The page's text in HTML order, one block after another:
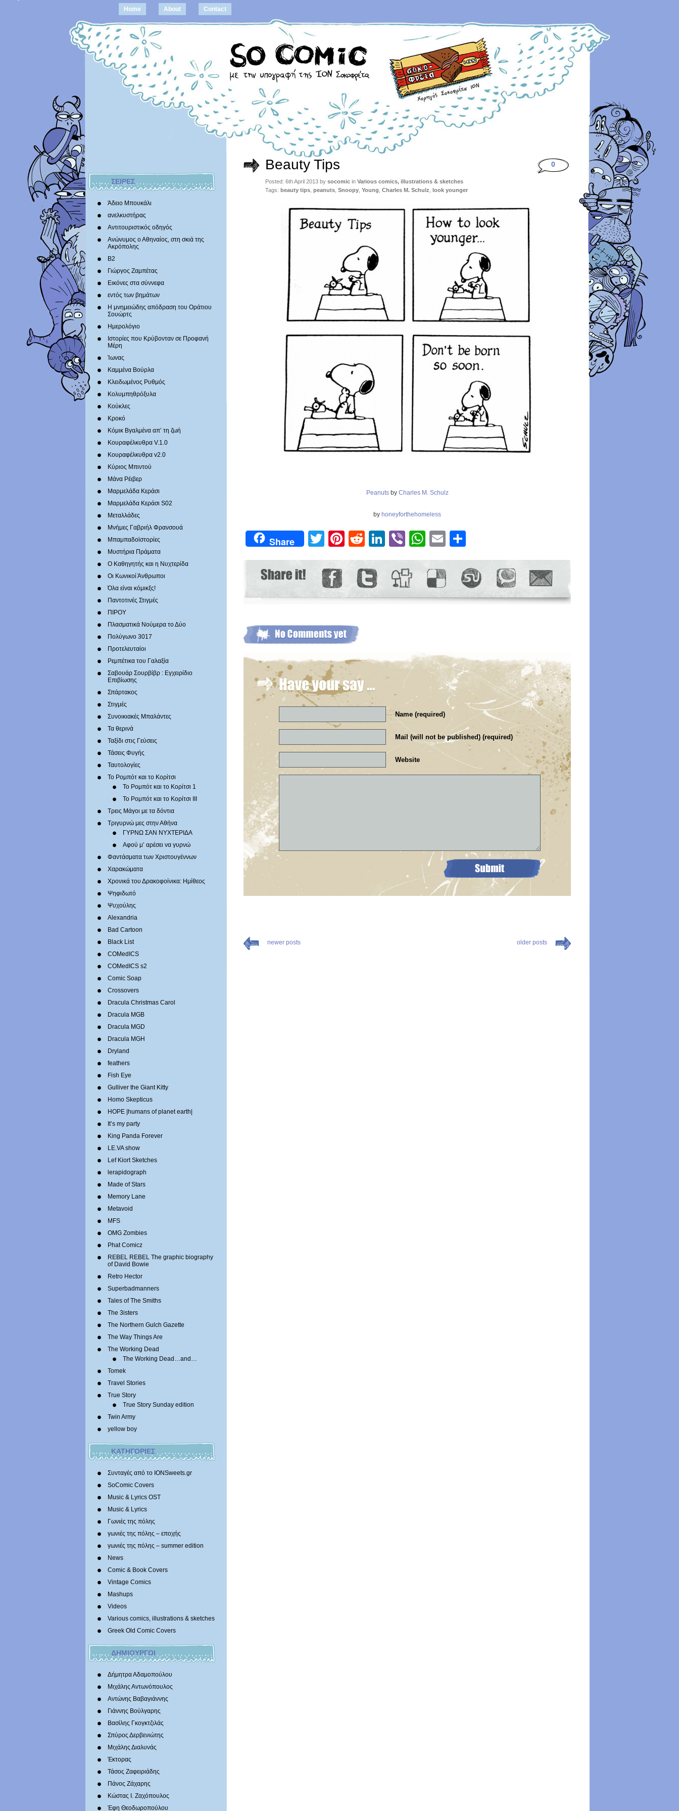
Home About Contact
ΣΕΙΡΕΣ
Άδειο Μπουκάλι
ανελκυστήρας
Αντιτουριστικός οδηγός
Ανώνυμος ο Αθηναίος, στη σκιά της
Ακρόπολης
Β2
Γιώργος Ζαμπέτας
Εικόνες στα σύννεφα
εντός των βημάτων
Η μνημειώδης απόδραση του Οράτιου
Σουώρτς
Ημερολόγιο
Ιστορίες που Κρύβονταν σε Προφανή
Μέρη
Ίωνας
Καμμένα Βούρλα
Κλειδωμένος Ρυθμός
Κολυμπηθρόξυλα
Κούκλες
Κροκό
Κόμικ Βγαλμένα απ’ τη ζωή
Κουραφέλκυθρα V.1.0
Κουραφέλκυθρα v2.0
Κύριος Μπιντού
Μάνα Ρέιβερ
Μαρμελάδα Κεράσι
Μαρμελάδα Κεράσι S02
Μεταλλάδες
Mνήμες Γαβριήλ Φρανσουά
Μπαμπαδοϊστορίες
Μυστήρια Πράματα
Ο Καθηγητής και η Νυχτερίδα
Οι Κωνικοί Άνθρωποι
Όλα είναι κόμικξς!
Παντοτινές Στιγμές
ΠΙΡΟΥ
Πλασματικά Νούμερα το Δύο
Πολύγωνο 3017
Προτελευταίοι
Ρεμπέτικα του Γαλαξία
Σαβουάρ Σουρβίβρ : Εγχειρίδιο
Επιβίωσης
Σπάρτακος
Στιγμές
Συνοικιακές Μπαλάντες
Τα θερινά
Ταξίδι στις Γεύσεις
Τάσεις Φυγής
Ταυτολογίες
Το Ρομπότ και το Κορίτσι
Το Ρομπότ και το Κορίτσι 1
Το Ρομπότ και το Κορίτσι III
Τρεις Μάγοι με τα δόντια
Τριγυρνώ μες στην Αθήνα
ΓΥΡΝΩ ΣΑΝ ΝΥΧΤΕΡΙΔΑ
Αφού μ’ αρέσει να γυρνώ
Φαντάσματα των Χριστουγέννων
Χαρακώματα
Χρονικά του Δρακοφοίνικα: Ημίθεος
Ψηφιδωτό
Ψυχούλης
Alexandria
Bad Cartoon
Black List
COMedICS
COMedICS s2
Comic Soap
Crossovers
Dracula Christmas Carol
Dracula MGB
Dracula MGD
Dracula MGH
Dryland
feathers
Fish Eye
Gulliver the Giant Kitty
Homo Skepticus
HOPE |humans of planet earth|
It’s my party
King Panda Forever
LE.VA show
Lef Kiort Sketches
lerapidograph
Made of Stars
Memory Lane
Metavoid
MFS
OMG Zombies
Phat Comicz
REBEL REBEL The graphic biography
of David Bowie
Retro Hector
Superbadmanners
Tales of The Smiths
The 3isters
The Northern Gulch Gazette
The Way Things Are
The Working Dead
The Working Dead…and…
Tomek
Travel Stories
True Story
True Story Sunday edition
Twin Army
yellow boy
ΚΑΤΗΓΟΡΙΕΣ
Συνταγές από το IONSweets.gr
SoComic Covers
Music & Lyrics OST
Music & Lyrics
Γωνιές της πόλης
γωνιές της πόλης – εποχής
γωνιές της πόλης – summer edition
News
Comic & Book Covers
Vintage Comics
Mashups
Videos
Various comics, illustrations & sketches
Greek Old Comic Covers
ΔΗΜΙΟΥΡΓΟΙ
Δήμητρα Αδαμοπούλου
Μιχάλης Αντωνόπουλος
Αντώνης Βαβαγιάννης
Γιάννης Βούλγαρης
Βασίλης Γκογκτζιλάς
Σπύρος Δερβενιώτης
Mιχάλης Διαλυνάς
Έκτορας
Τάσος Ζαφειριάδης
Πάνος Ζάχαρης
Κώστας Ι. Ζαχόπουλoς
Έφη Θεοδωροπούλου
Beauty Tips
Posted: 6th April 2013 by socomic in Various comics, illustrations & sketches
Tags: beauty tips peanuts Snoopy Young Charles M. Schulz look younger
0
Peanutsby Charles M. Schulz
by honeyforthehomeless
Share Twitter
Pinterest
RedditLinkedIn
ViberWhatsApp
Email
Name (required)
Mail (will not be published) (required)
Website
newer posts older posts